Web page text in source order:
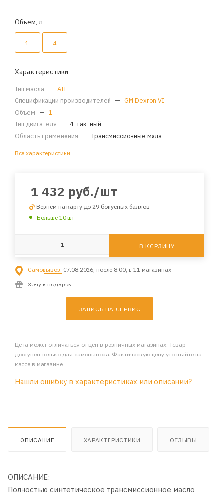
Объем, л.
1 4
Характеристики
Тип масла — ATF
Спецификации производителей — GM Dexron VI
Объем — 1
Тип двигателя — 4-тактный
Область применения — Трансмиссионные мала
Все характеристики
1 432 руб./шт
Вернем на карту до 29 бонусных баллов
Больше 10 шт
В КОРЗИНУ
Самовывоз: 07.08.2026, после 8:00, в 11 магазинах
Хочу в подарок
ЗАПИСЬ НА СЕРВИС
Цена может отличаться от цен в розничных магазинах. Товар
доступен только для самовывоза. Фактическую цену уточняйте на
кассе в магазине
Нашли ошибку в характеристиках или описании?
ОПИСАНИЕ ХАРАКТЕРИСТИКИ ОТЗЫВЫ
ОПИСАНИЕ:
Полностью синтетическое трансмисcионное масло